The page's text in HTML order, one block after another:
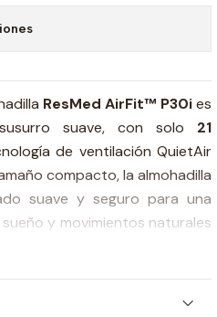
ResMed AirFit™ P30ies
suave, con solo 21
de ventilación QuietAir
compacto, la almohadilla
suave y seguro para una
y movimientos naturales
con una conexión de tubo
en lugar de una conexión